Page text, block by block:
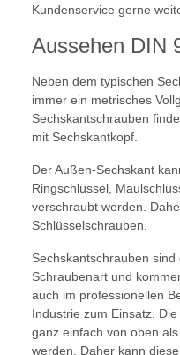
Kundenservice gerne
Aussehen DIN
Neben dem typischen
immer ein metrisches
Sechskantschrauben
mit Sechskantkopf.
Der Außen-Sechskant
Ringschlüssel,
verschraubt werden.
Schlüsselschrauben.
Sechskantschrauben
Schraubenart und
auch im professionellen
Industrie zum Einsatz.
ganz einfach von oben
werden. Daher kann